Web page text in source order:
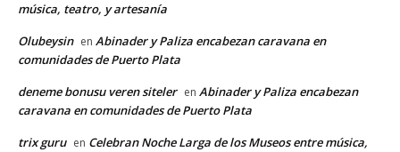
música, teatro, y artesanía
Olubeysin en Abinader y Paliza encabezan caravana en
comunidades de Puerto Plata
deneme bonusu veren siteler en Abinader y Paliza encabezan
caravana en comunidades de Puerto Plata
trix guru en Celebran Noche Larga de los Museos entre música,